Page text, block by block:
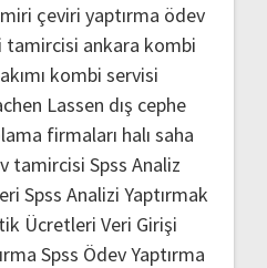
çeviri yaptırma ödev
tamircisi ankara kombi
kombi servisi
Lassen dış cephe
firmaları halı saha
tamircisi Spss Analiz
Spss Analizi Yaptırmak
Ücretleri Veri Girişi
Spss Ödev Yaptırma